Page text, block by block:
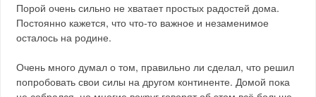
Порой очень сильно не хватает простых радостей дома.
Постоянно кажется, что что-то важное и незаменимое
осталось на родине.
Очень много думал о том, правильно ли сделал, что решил
попробовать свои силы на другом континенте. Домой пока